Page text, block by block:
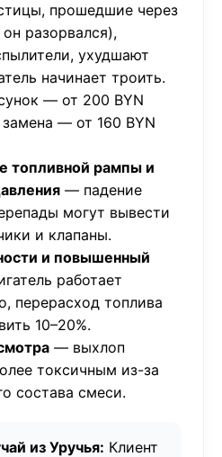
прошедшие через
разорвался),
ухудшают
начинает троить.
— от 200 BYN
замена — от 160 BYN
топливной рампы и
— падение
могут вывести
и клапаны.
и повышенный
работает
перерасход топлива
10–20%.
— выхлоп
токсичным из-за
состава смеси.
из Уручья: Клиент